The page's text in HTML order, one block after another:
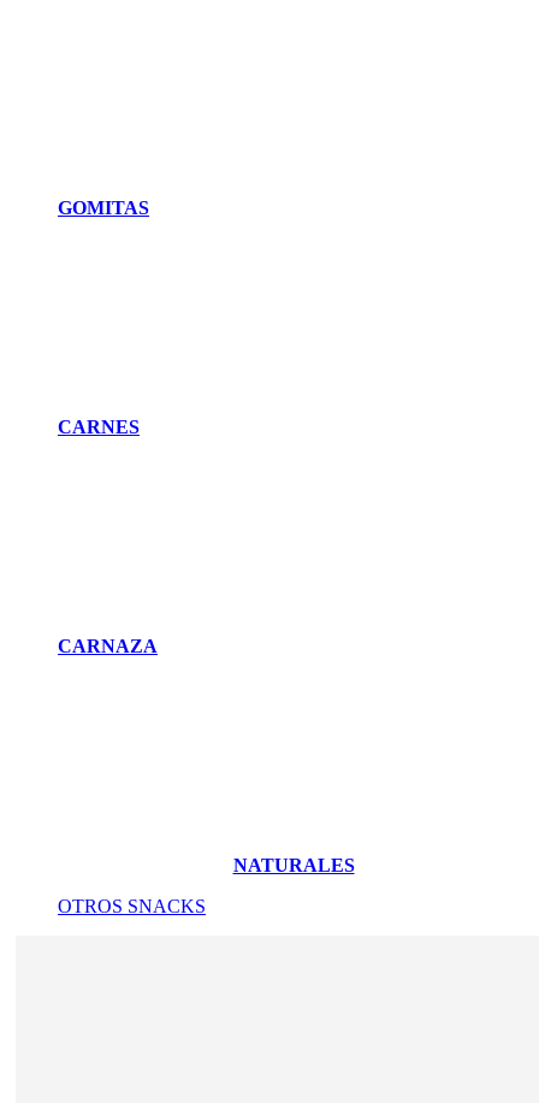
GOMITAS
CARNES
CARNAZA
NATURALES
OTROS SNACKS